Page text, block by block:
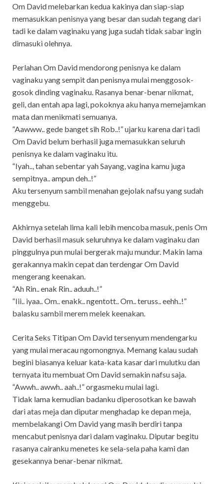
Om David melebarkan kedua kakinya dan siap-siap
memasukkan penisnya yang besar dan sudah tegang dari
tadi ke dalam vaginaku yang juga sudah tidak sabar ingin
dimasuki olehnya.
Perlahan Om David mendorong penisnya ke dalam
vaginaku yang sempit dan penisnya mulai menggosok-
gosok dinding vaginaku. Rasanya benar-benar nikmat,
geli, dan entah apa lagi, pokoknya aku hanya memejamkan
mata dan menikmati semuanya.
“Aawww.. gede banget sih Rob..!” ujarku karena dari tadi
Om David belum berhasil juga memasukkan seluruh
penisnya ke dalam vaginaku itu.
“Iyah.., tahan sebentar yah Sayang, vagina kamu juga
sempitnya.. ampun deh..!”
Aku tersenyum sambil menahan gejolak nafsu yang sudah
menggebu.
Akhirnya setelah lima kali lebih mencoba masuk, penis Om
David berhasil masuk seluruhnya ke dalam vaginaku dan
pinggulnya pun mulai bergerak maju mundur. Makin lama
gerakannya makin cepat dan terdengar Om David
mengerang keenakan.
“Ah Rin.. enak Rin.. aduuh..!”
“Iii.. iyaa.. Om.. enakk.. ngentott.. Om.. teruss.. eehh..!”
balasku sambil merem melek keenakan.
Cerita Seks Titipan Om David tersenyum mendengarku
yang mulai meracau ngomongnya. Memang kalau sudah
begini biasanya keluar kata-kata kasar dari mulutku dan
ternyata itu membuat Om David semakin nafsu saja.
“Awwh.. awwh.. aah..!” orgasmeku mulai lagi.
Tidak lama kemudian badanku diperosotkan ke bawah
dari atas meja dan diputar menghadap ke depan meja,
membelakangi Om David yang masih berdiri tanpa
mencabut penisnya dari dalam vaginaku. Diputar begitu
rasanya cairanku menetes ke sela-sela paha kami dan
gesekannya benar-benar nikmat.